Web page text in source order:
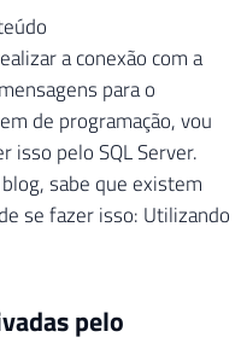
.IsNullOrEmpty
= "UTF-8";
a conexão com a
para o
de programação, vou
isso pelo SQL Server.
sabe que existem
se fazer isso: Utilizando
pelo